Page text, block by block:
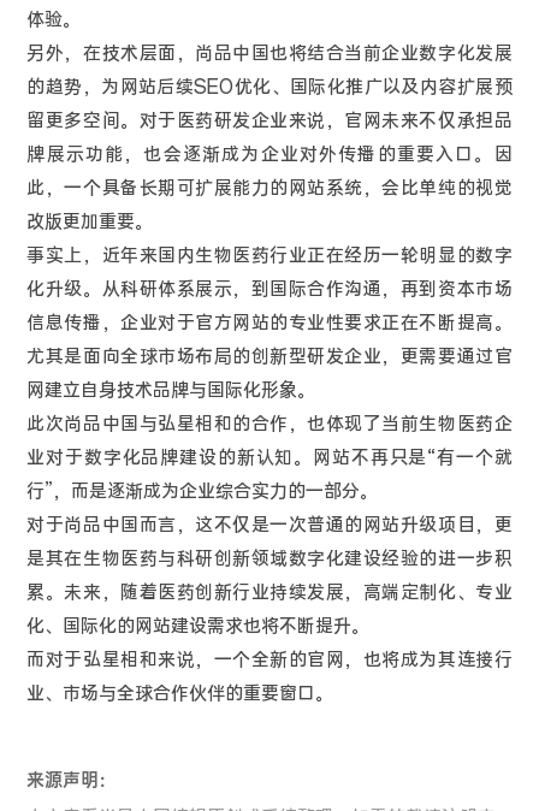
体验。
另外，在技术层面，尚品中国也将结合当前企业数字化发展
的趋势，为网站后续SEO优化、国际化推广以及内容扩展预
留更多空间。对于医药研发企业来说，官网未来不仅承担品
牌展示功能，也会逐渐成为企业对外传播的重要入口。因
此，一个具备长期可扩展能力的网站系统，会比单纯的视觉
改版更加重要。
事实上，近年来国内生物医药行业正在经历一轮明显的数字
化升级。从科研体系展示，到国际合作沟通，再到资本市场
信息传播，企业对于官方网站的专业性要求正在不断提高。
尤其是面向全球市场布局的创新型研发企业，更需要通过官
网建立自身技术品牌与国际化形象。
此次尚品中国与弘星相和的合作，也体现了当前生物医药企
业对于数字化品牌建设的新认知。网站不再只是“有一个就
行”，而是逐渐成为企业综合实力的一部分。
对于尚品中国而言，这不仅是一次普通的网站升级项目，更
是其在生物医药与科研创新领域数字化建设经验的进一步积
累。未来，随着医药创新行业持续发展，高端定制化、专业
化、国际化的网站建设需求也将不断提升。
而对于弘星相和来说，一个全新的官网，也将成为其连接行
业、市场与全球合作伙伴的重要窗口。
来源声明：